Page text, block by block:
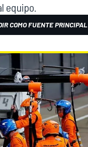
equipo.
COMO FUENTE PRINCIPAL